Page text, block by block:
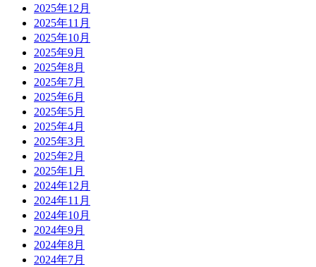
2025年12月
2025年11月
2025年10月
2025年9月
2025年8月
2025年7月
2025年6月
2025年5月
2025年4月
2025年3月
2025年2月
2025年1月
2024年12月
2024年11月
2024年10月
2024年9月
2024年8月
2024年7月